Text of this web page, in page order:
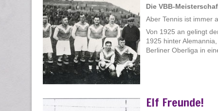
Die VBB-
Aber Tennis ist immer
Von 1925 an gelingt
1925 hinter
Berliner Oberliga in
Elf Freunde!